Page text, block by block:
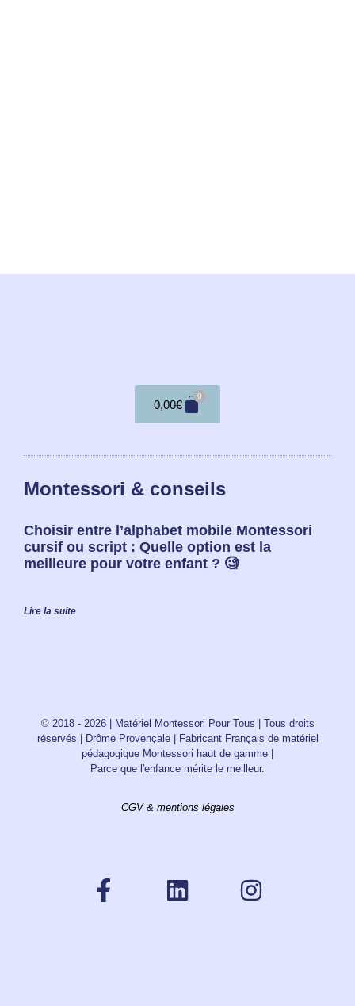
0,00€
0
Montessori & conseils
Choisir entre l’alphabet mobile Montessori
cursif ou script : Quelle option est la
meilleure pour votre enfant ? 🧐
Lire la suite
© 2018 - 2026 | Matériel Montessori Pour Tous | Tous droits
réservés | Drôme Provençale | Fabricant Français de matériel
pédagogique Montessori haut de gamme |
Parce que l'enfance mérite le meilleur.
CGV & mentions légales